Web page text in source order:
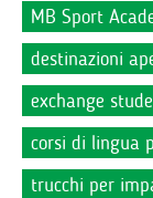
MB Sport
destinazioni
exchange
corsi di lingua
trucchi per